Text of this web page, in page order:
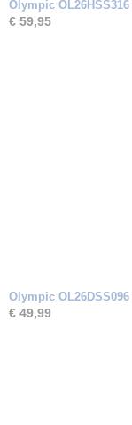
Olympic OL26HSS316
€ 59,95
Olympic OL26DSS096
€ 49,99